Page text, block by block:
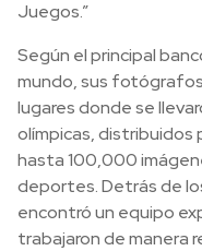
Juegos.”
Según el principal
mundo, sus
lugares donde se
olímpicas, distribuidos
hasta 100,000
deportes. Detrás de
encontró un equipo
trabajaron de manera